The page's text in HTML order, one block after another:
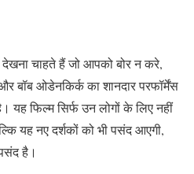
चाहते हैं जो आपको बोर न करे,
ओडेनकिर्क का शानदार परफॉर्मेंस
यह फिल्म सिर्फ उन लोगों के लिए नहीं
यह नए दर्शकों को भी पसंद आएगी,
है।